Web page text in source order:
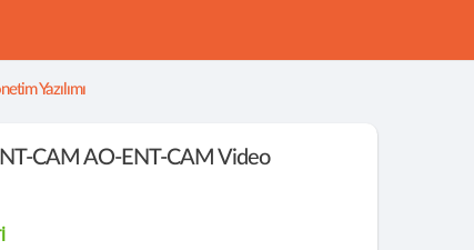
Yazılımı
CAM AO-ENT-CAM Video